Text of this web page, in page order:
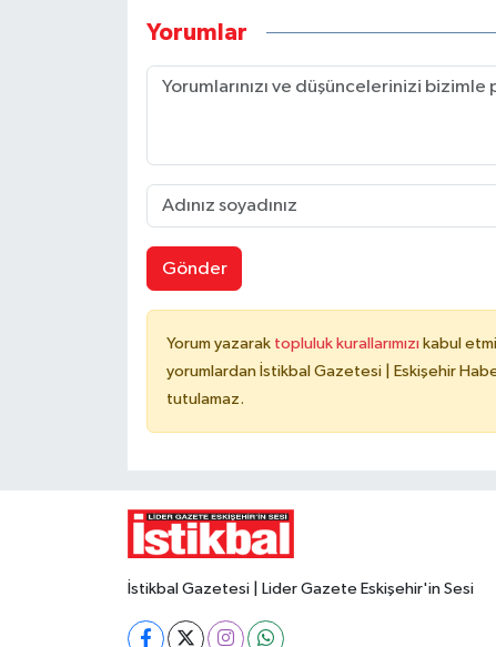
Yorumlar
Gönder
Yorum yazarak topluluk kurallarımızı kabul
yorumlardan İstikbal Gazetesi | Eskişehir
tutulamaz.
İstikbal Gazetesi | Lider Gazete Eskişehir'in Sesi